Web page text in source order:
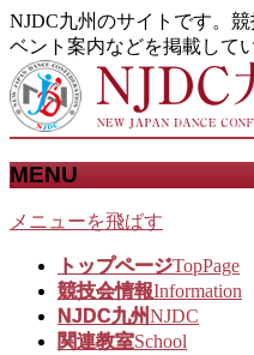
NJDC九州のサイトです。
ベント案内などを掲載して
MENU
メニューを飛ばす
トップページTopPage
競技会情報Information
NJDC九州NJDC
関連教室School